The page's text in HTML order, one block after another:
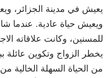
يعيش في مدينة الجزائر،
ويعيش حياة عادية. عندما
للمسنين، وكانت علاقاته
يخطر الزواج وتكوين عائلة
من الحياة السهلة الخالية